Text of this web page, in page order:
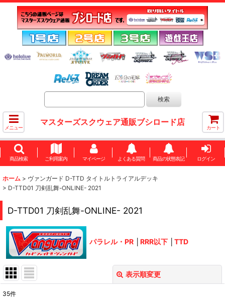
メニュー
マスターズスクウェア通販ブシロード店
カート
商品検索 ご利用案内 マイページ よくある質問 商品の状態表記 ログイン
ホーム > ヴァンガード D-TTD タイトルトライアルデッキ
> D-TTD01 刀剣乱舞-ONLINE- 2021
D-TTD01 刀剣乱舞-ONLINE- 2021
パラレル・PR RRR以下 TTD
表示順変更
35件